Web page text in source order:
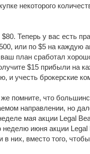
некоторого
Теперь у вас есть
или по $5 на каждую
план сработал
$15 прибыли на
учесть брокерские
помните, что
направлении, но
мая акции Legal
июня акции
них, вместо того,